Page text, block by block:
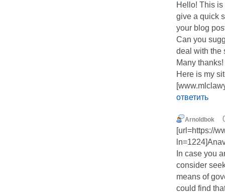
Hello! This is
give a quick
your blog
Can you
deal with the
Many thanks!
Here is my
ответить
Arnoldbok
[url=https://
In case you
consider
means of
could find